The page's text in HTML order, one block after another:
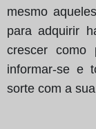
mesmo
para adquirir
crescer como
informar-se e
sorte com a